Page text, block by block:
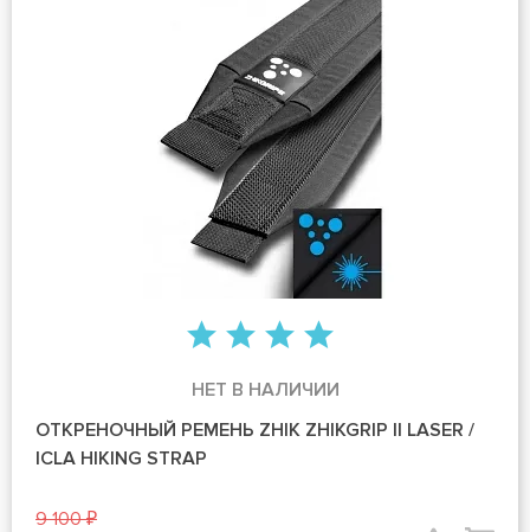
НЕТ В НАЛИЧИИ
ОТКРЕНОЧНЫЙ РЕМЕНЬ ZHIK ZHIKGRIP II LASER /
ICLA HIKING STRAP
9 100 ₽